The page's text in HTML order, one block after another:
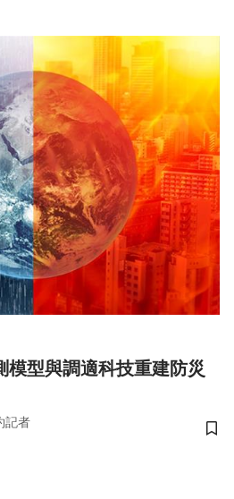
模型與調適科技重建防災
記者
儲